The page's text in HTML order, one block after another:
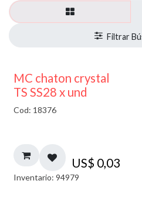
MC chaton crystal
TS SS28 x und
Cod: 18376
US$ 0,03
Inventario: 94979